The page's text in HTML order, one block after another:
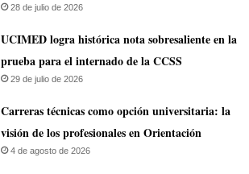
28 de julio de 2026
UCIMED logra histórica nota sobresaliente en la
prueba para el internado de la CCSS
29 de julio de 2026
Carreras técnicas como opción universitaria: la
visión de los profesionales en Orientación
4 de agosto de 2026